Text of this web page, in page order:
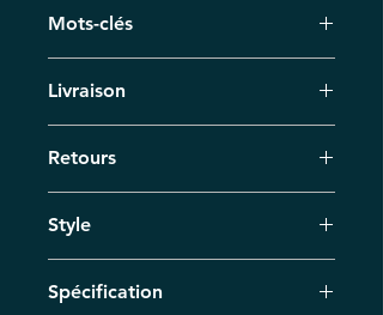
Mots-clés
Livraison
ouvrés. Pour les précommandes, nous
Retours
retourner le produit. Remboursement
charge du client.
Style
Spécification